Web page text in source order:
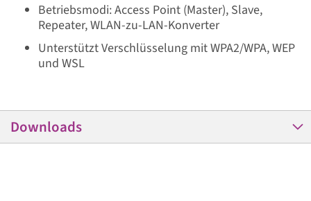
Betriebsmodi: Access Point (Master), Slave,
Repeater, WLAN-zu-LAN-Konverter
Unterstützt Verschlüsselung mit WPA2/WPA, WEP
und WSL
Downloads